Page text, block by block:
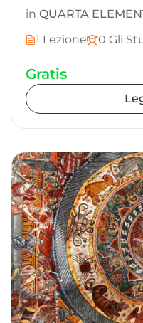
in QUARTA
1 Lezione
0 Gli
Gratis